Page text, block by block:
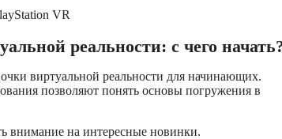
реальности: с чего
виртуальной реальности для начинающих.
позволяют понять основы погружения в
внимание на интересные новинки.